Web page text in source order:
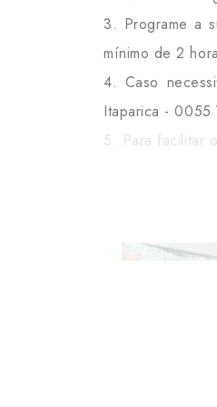
3. Programe a
mínimo de 2
4. Caso
Itaparica - 0055
5. Para facilitar